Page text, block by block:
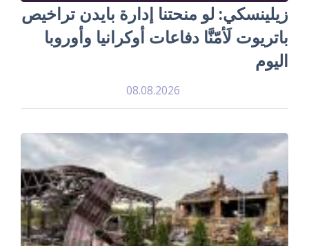
زيلينسكي: لو منحتنا إدارة بايدن تراخيص
باتريوت لَأمّنَّا دفاعات أوكرانيا وأوروبا
اليوم
08.08.2026